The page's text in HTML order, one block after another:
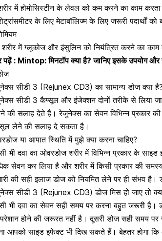
में होमोसिस्टीन के लेवल को कम करने का काम
के लिएमेटाबॉलिज्मके लिए जरूरी पदार्थों को
में ग्लूकोज और इंसुलिन को नियंत्रित करने का काम
पढ़ें : Mintop: मिनटॉप क्या है? जानिए इसके उपयोग
सीडी 3 (Rejunex CD3) का सामान्य डोज क्या है?
सीडी 3 कैप्सूल और इंजेक्शन दोनों तरीके से लिया
की सलाह देते हैं। रेजुनेक्स का सेवन विभिन्न प्रकार की
लेने की सलाह दे सकता है।
या आपात स्थिति में मुझे क्या करना चाहिए?
भीदवा का ओवरडोजशरीर में विभिन्न प्रकार के
सेवन कर लिया है और शरीर में किसी प्रकार की
की सही इलाज डोज को नियमित लेने पर ही संभव
सीडी 3 (Rejunex CD3) डोज मिस हो जाए तो
भी दवा का सेवन सही समय पर करना बहुत जरूरी
परेशान होने की जरूरत नहीं है। दूसरी डोज सही
आपको साइड इफेक्ट भी दिख सकते हैं। बेहतर होगा